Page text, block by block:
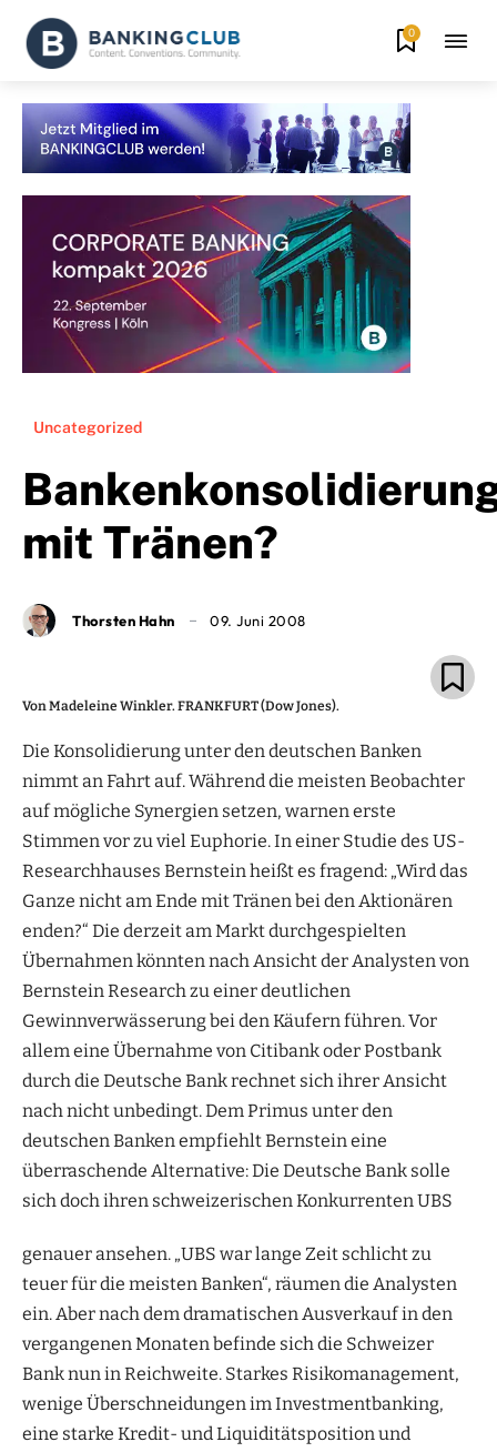
0
Uncategorized
mit Tränen?
Thorsten Hahn 09. Juni 2008
Von Madeleine Winkler. FRANKFURT (Dow Jones).
Die Konsolidierung unter den deutschen Banken
nimmt an Fahrt auf. Während die meisten Beobachter
auf mögliche Synergien setzen, warnen erste
Stimmen vor zu viel Euphorie. In einer Studie des US-
Researchhauses Bernstein heißt es fragend: „Wird das
Ganze nicht am Ende mit Tränen bei den Aktionären
enden?“ Die derzeit am Markt durchgespielten
Übernahmen könnten nach Ansicht der Analysten von
Bernstein Research zu einer deutlichen
Gewinnverwässerung bei den Käufern führen. Vor
allem eine Übernahme von Citibank oder Postbank
durch die Deutsche Bank rechnet sich ihrer Ansicht
nach nicht unbedingt. Dem Primus unter den
deutschen Banken empfiehlt Bernstein eine
überraschende Alternative: Die Deutsche Bank solle
sich doch ihren schweizerischenKonkurrenten UBS
genauer ansehen. „UBS war lange Zeit schlicht zu
teuer für die meisten Banken“, räumen die Analysten
ein. Aber nach dem dramatischen Ausverkauf in den
vergangenen Monaten befinde sich die Schweizer
Bank nun in Reichweite. Starkes Risikomanagement,
wenige Überschneidungen im Investmentbanking,
eine starke Kredit- und Liquiditätsposition und